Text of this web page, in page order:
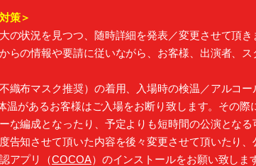
策＞
の状況を見つつ、随時詳細を発表／変更させて頂き
らの情報や要請に従いながら、お客様、出演者、
織布マスク推奨）の着用、入場時の検温／アルコ
温があるお客様はご入場をお断り致します。その際
な編成となったり、予定よりも短時間の公演とな
告知させて頂いた内容を後々変更させて頂いたり
アプリ（COCOA）のインストールをお願い致しま